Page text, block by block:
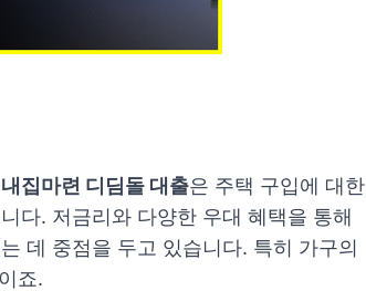
내집마련 디딤돌 대출은 주택 구입에 대한
다. 저금리와 다양한 우대 혜택을 통해
데 중점을 두고 있습니다. 특히 가구의
죠.